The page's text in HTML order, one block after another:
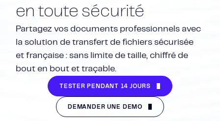
en toute sécurité
Partagez vos documents professionnels avec
la solution de transfert de fichiers sécurisée
et française : sans limite de taille, chiffré de
bout en bout et traçable.
TESTER PENDANT 14 JOURS
DEMANDER UNE DÉMO